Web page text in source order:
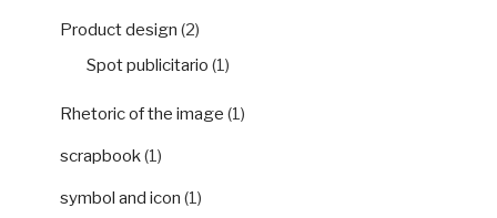
Product design (2)
Spot publicitario (1)
Rhetoric of the image (1)
scrapbook(1)
symbol and icon (1)